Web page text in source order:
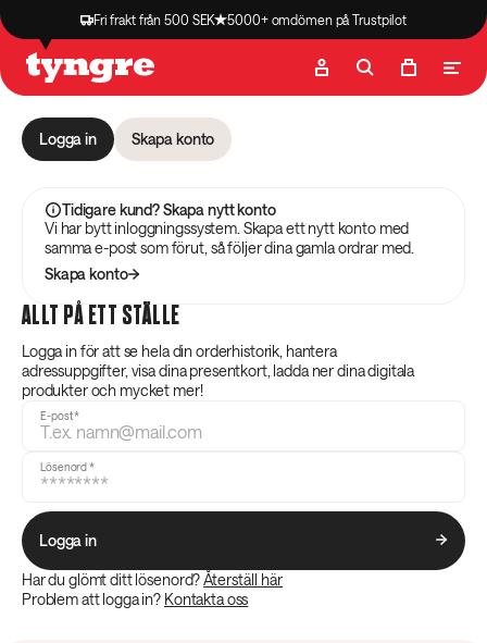
Fri frakt från 500 SEK 5000+ omdömen på Trustpilot
Butik Recept
Logga in Skapa konto
Tidigare kund? Skapa nytt konto
Vi har bytt inloggningssystem. Skapa ett nytt konto med
samma e-post som förut, så följer dina gamla ordrar med.
Skapa konto
ALLT PÅ ETT STÄLLE
Logga in för att se hela din orderhistorik, hantera
adressuppgifter, visa dina presentkort, ladda ner dina digitala
produkter och mycket mer!
E-post*
Lösenord*
Logga in
Har du glömt ditt lösenord?Återställ här
Problem att logga in? Kontakta oss